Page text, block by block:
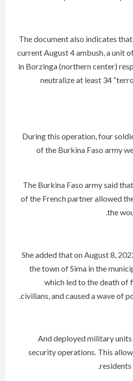
The document also indicates
current August 4 ambush, a unit
in Borzinga (northern center)
neutralize at least 34
During this operation, four
of the Burkina Faso army
The Burkina Faso army said
of the French partner allowed
the
She added that on August 8,
the town of Sima in the
which led to the death of
civilians, and caused a wave of
And deployed military
security operations. This
residents